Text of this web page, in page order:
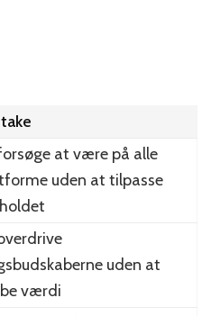
at være på alle
uden at tilpasse
uden at
værdi